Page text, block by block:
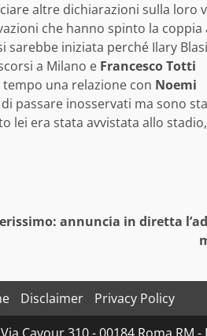
altre dichiarazioni sulla loro
che hanno spinto la coppia
sarebbe iniziata perché Ilary Blasi
a Milano e Francesco Totti
tempo una relazione con Noemi
passare inosservati ma sono
lei era stata avvistata allo stadio,
annuncia in diretta
Disclaimer
Privacy Policy